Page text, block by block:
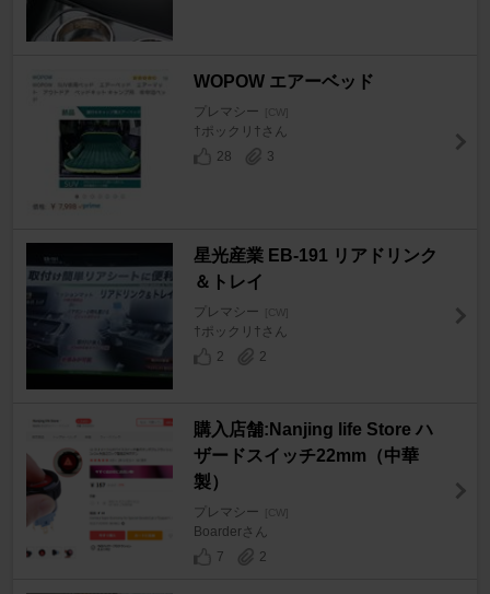
WOPOW エアーベッド
プレマシー [CW]
†ポックリ†さん
28
3
星光産業 EB-191 リアドリンク
＆トレイ
プレマシー [CW]
†ポックリ†さん
2
2
購入店舗:Nanjing life Store ハ
ザードスイッチ22mm（中華
製）
プレマシー [CW]
Boarderさん
7
2